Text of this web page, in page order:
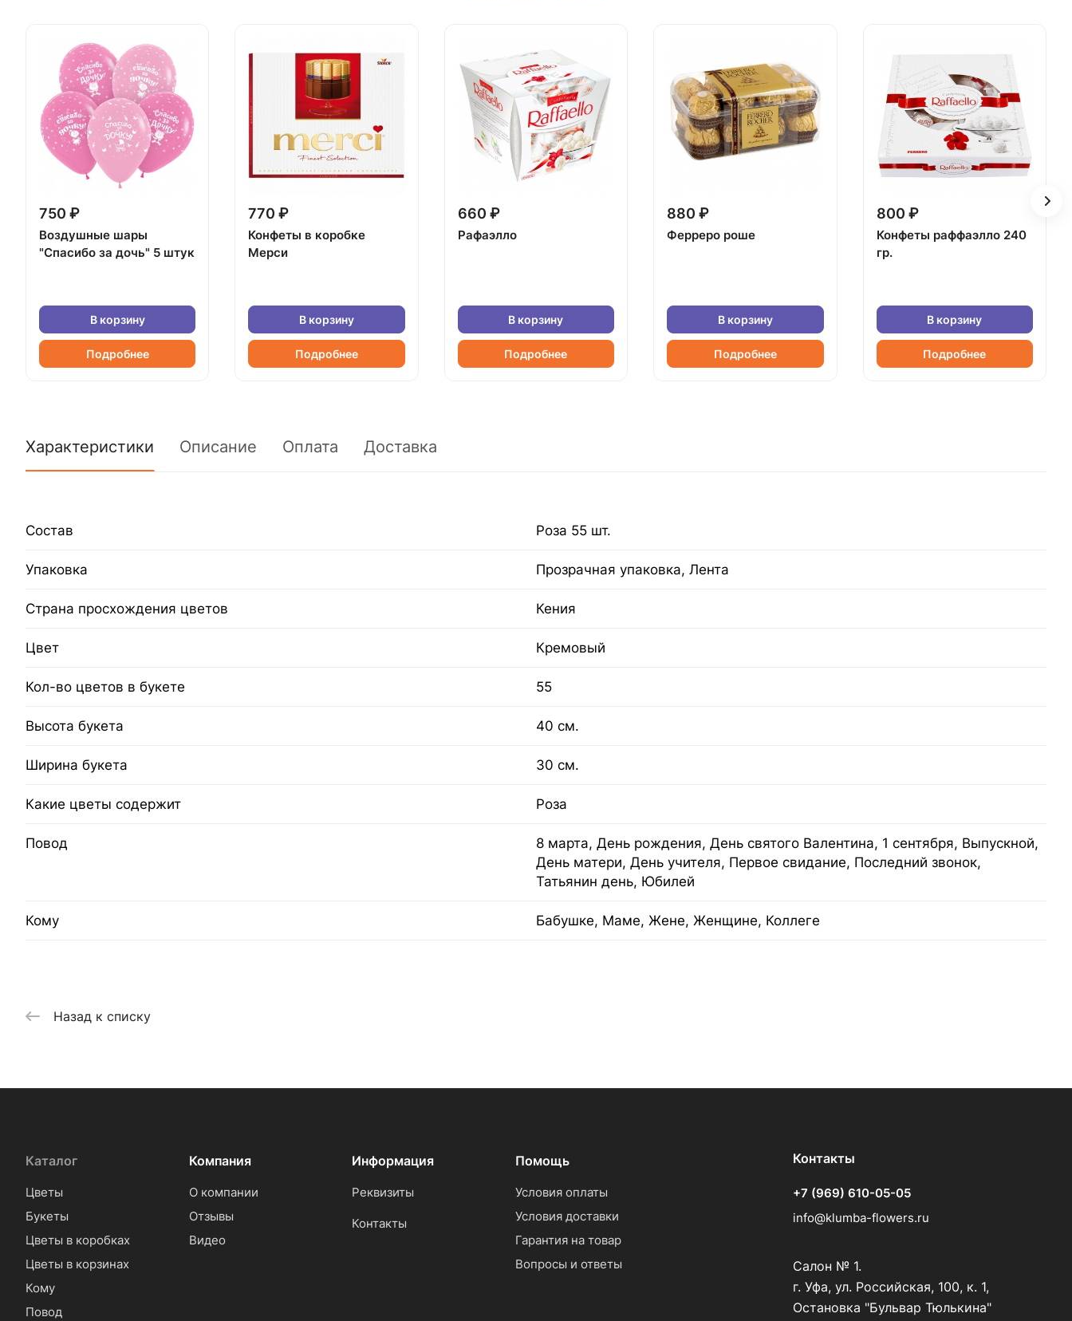
750 ₽
Воздушные шары
"Спасибо за дочь" 5 штук
В корзину
Подробнее
770 ₽
Конфеты в коробке
Мерси
В корзину
Подробнее
660 ₽
Рафаэлло
В корзину
Подробнее
880 ₽
Ферреро роше
В корзину
Подробнее
800 ₽
Конфеты раффаэлло 240
гр.
В корзину
Подробнее
Характеристики Описание Оплата Доставка
Состав Роза 55 шт.
Упаковка Прозрачная упаковка, Лента
Страна просхождения цветов Кения
Цвет Кремовый
Кол-во цветов в букете 55
Высота букета 40 см.
Ширина букета 30 см.
Какие цветы содержит Роза
Повод
8 марта, День рождения, День святого Валентина, 1 сентября, Выпускной,
День матери, День учителя, Первое свидание, Последний звонок,
Татьянин день, Юбилей
Кому Бабушке, Маме, Жене, Женщине, Коллеге
Назад к списку
Каталог
Цветы
Букеты
Цветы в коробках
Цветы в корзинах
Кому
Повод
Компания
О компании
Отзывы
Видео
Информация
Реквизиты
Контакты
Помощь
Условия оплаты
Условия доставки
Гарантия на товар
Вопросы и ответы
Контакты
+7 (969) 610-05-05
info@klumba-flowers.ru
Салон № 1.
г. Уфа, ул. Российская, 100, к. 1,
Остановка "Бульвар Тюлькина"